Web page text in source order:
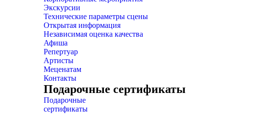
Экскурсии
Технические параметры сцены
Открытая информация
Независимая оценка качества
Афиша
Репертуар
Артисты
Меценатам
Контакты
Подарочные сертификаты
Подарочные
сертификаты